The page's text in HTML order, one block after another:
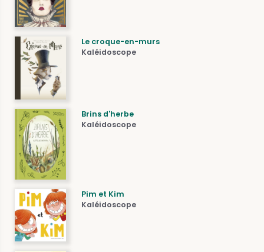
Le croque-en-murs
Kaléidoscope
Brins d'herbe
Kaléidoscope
Pim et Kim
Kaléidoscope